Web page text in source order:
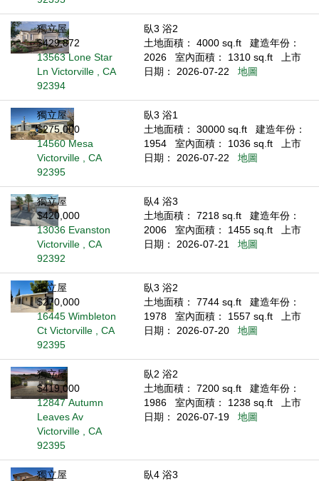
獨立屋
$429,872
13563 Lone Star
Ln Victorville , CA
92394
臥3 浴2
土地面積： 4000 sq.ft
建造年份：
2026
室內面積： 1310 sq.ft
上市
日期： 2026-07-22
地圖
獨立屋
$275,000
14560 Mesa
Victorville , CA
92395
臥3 浴1
土地面積： 30000 sq.ft
建造年份：
1954
室內面積： 1036 sq.ft
上市
日期： 2026-07-22
地圖
獨立屋
$420,000
13036 Evanston
Victorville , CA
92392
臥4 浴3
土地面積： 7218 sq.ft
建造年份：
2006
室內面積： 1455 sq.ft
上市
日期： 2026-07-21
地圖
獨立屋
$270,000
16445 Wimbleton
Ct Victorville , CA
92395
臥3 浴2
土地面積： 7744 sq.ft
建造年份：
1978
室內面積： 1557 sq.ft
上市
日期： 2026-07-20
地圖
獨立屋
$419,000
12847 Autumn
Leaves Av
Victorville , CA
92395
臥2 浴2
土地面積： 7200 sq.ft
建造年份：
1986
室內面積： 1238 sq.ft
上市
日期： 2026-07-19
地圖
獨立屋
臥4 浴3